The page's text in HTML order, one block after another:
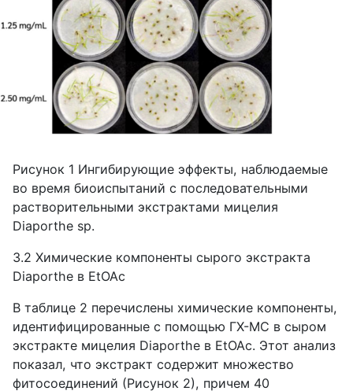
Рисунок 1 Ингибирующие эффекты, наблюдаемые
во время биоиспытаний с последовательными
растворительными экстрактами мицелия
Diaporthe sp.
3.2 Химические компоненты сырого экстракта
Diaporthe в EtOAc
В таблице 2 перечислены химические компоненты,
идентифицированные с помощью ГХ-МС в сыром
экстракте мицелия Diaporthe в EtOAc. Этот анализ
показал, что экстракт содержит множество
фитосоединений (Рисунок 2), причем 40